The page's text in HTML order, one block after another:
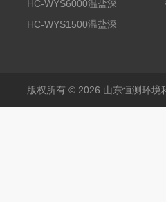
线分析仪
HC-WYS6000温盐深
分析仪
HC-WYS1500温盐深
版权所有 © 2026 山东恒测环境